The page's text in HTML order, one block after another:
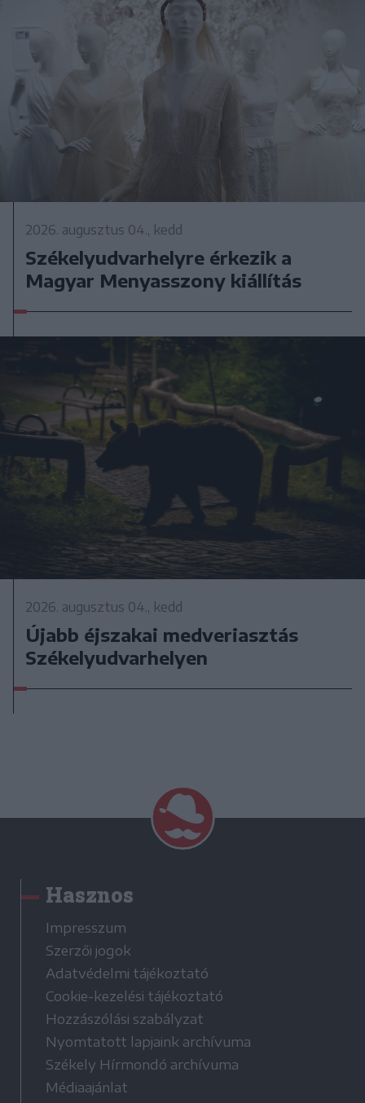
2026. augusztus 04., kedd
Székelyudvarhelyre érkezik a
Magyar Menyasszony kiállítás
2026. augusztus 04., kedd
Újabb éjszakai medveriasztás
Székelyudvarhelyen
Hasznos
Impresszum
Szerzői jogok
Adatvédelmi tájékoztató
Cookie-kezelési tájékoztató
Hozzászólási szabályzat
Nyomtatott lapjaink archívuma
Székely Hírmondó archívuma
Médiaajánlat